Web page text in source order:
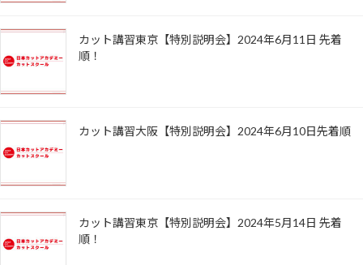
カット講習東京【特別説明会】2024年6月11日 先着
順！
カット講習大阪【特別説明会】2024年6月10日先着順
カット講習東京【特別説明会】2024年5月14日 先着
順！